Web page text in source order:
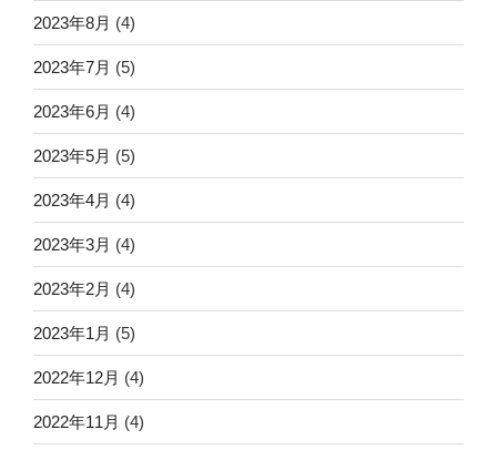
2023年8月 (4)
2023年7月 (5)
2023年6月 (4)
2023年5月 (5)
2023年4月 (4)
2023年3月 (4)
2023年2月 (4)
2023年1月 (5)
2022年12月 (4)
2022年11月 (4)